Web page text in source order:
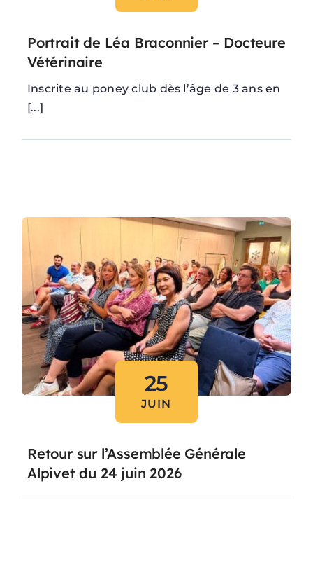
Portrait de Léa Braconnier – Docteure
Vétérinaire
Inscrite au poney club dès l’âge de 3 ans en
[...]
25
JUIN
Retour sur l’Assemblée Générale
Alpivet du 24 juin 2026